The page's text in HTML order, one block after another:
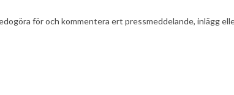
för och kommentera ert pressmeddelande,